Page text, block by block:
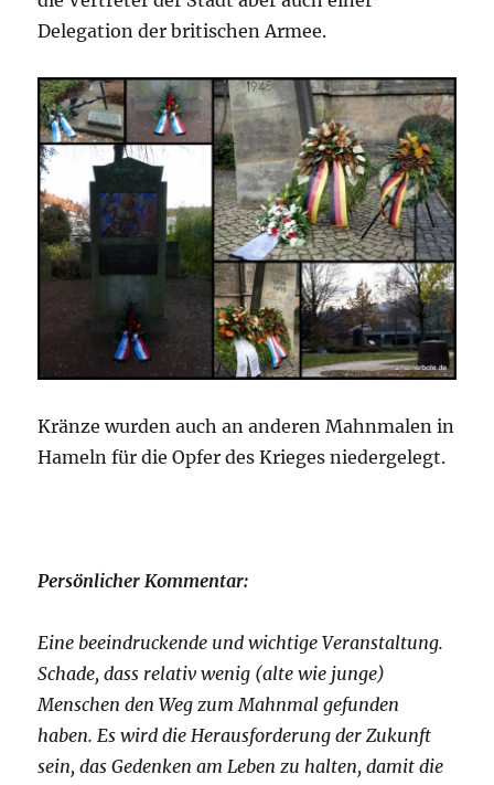
Delegation der britischen Armee.
Kränze wurden auch an anderen Mahnmalen in
Hameln für die Opfer des Krieges niedergelegt.
Persönlicher Kommentar:
Eine beeindruckende und wichtige Veranstaltung.
Schade, dass relativ wenig (alte wie junge)
Menschen den Weg zum Mahnmal gefunden
haben. Es wird die Herausforderung der Zukunft
sein, das Gedenken am Leben zu halten, damit die